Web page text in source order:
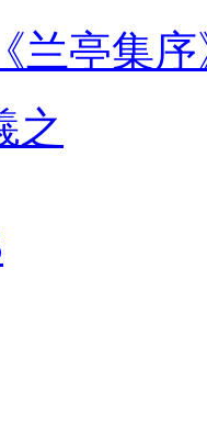
兰亭集
之